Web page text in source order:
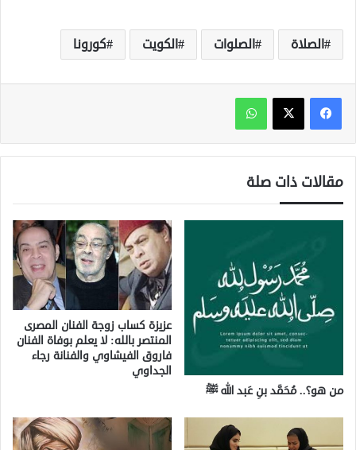
الصلاة الصلوات الكويت كورونا
واتساب
مقالات ذات صلة
من هو؟.. مُحَمَّد بنِ عَبد الله ﷺ
عزيزة كساب زوجة الفنان المصرى
المنتصر بالله: لا يعلم بوفاة الفنان
فاروق الفيشاوي والفنانة رجاء
الجداوي